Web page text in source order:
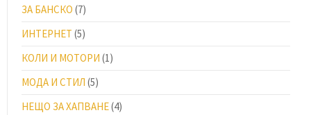
ЗА БАНСКО (7)
ИНТЕРНЕТ (5)
КОЛИ И МОТОРИ (1)
МОДА И СТИЛ (5)
НЕЩО ЗА ХАПВАНЕ(4)